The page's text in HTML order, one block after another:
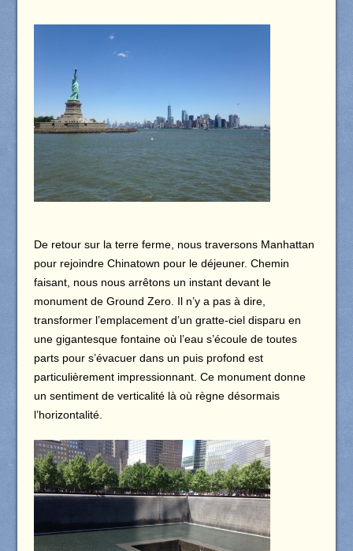
De retour sur la terre ferme, nous traversons Manhattan
pour rejoindre Chinatown pour le déjeuner. Chemin
faisant, nous nous arrêtons un instant devant le
monument de Ground Zero. Il n’y a pas à dire,
transformer l’emplacement d’un gratte-ciel disparu en
une gigantesque fontaine où l’eau s’écoule de toutes
parts pour s’évacuer dans un puis profond est
particulièrement impressionnant. Ce monument donne
un sentiment de verticalité là où règne désormais
l’horizontalité.